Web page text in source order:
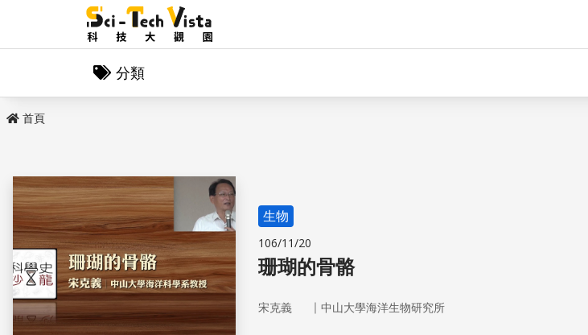
分類
首頁
生物
106/11/20
珊瑚的骨骼
宋克義 ｜ 中山大學海洋生物研究所